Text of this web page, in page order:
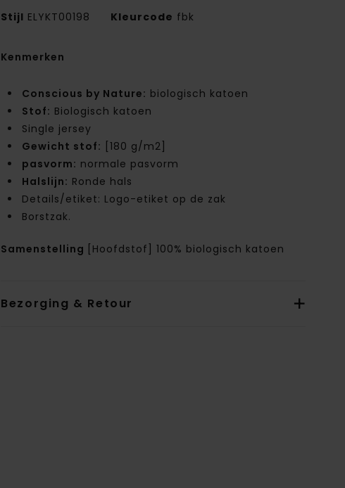
Stijl ELYKT00198 Kleurcode fbk
Kenmerken
Conscious by Nature: biologisch katoen
Stof: Biologisch katoen
Single jersey
Gewicht stof: [180 g/m2]
pasvorm: normale pasvorm
Halslijn: Ronde hals
Details/etiket: Logo-etiket op de zak
Borstzak.
Samenstelling [Hoofdstof] 100% biologisch katoen
Bezorging & Retour